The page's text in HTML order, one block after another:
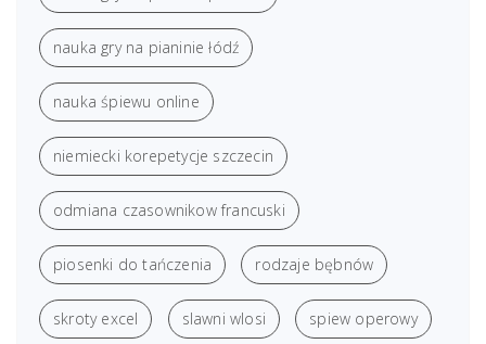
nauka gry na pianinie łódź
nauka śpiewu online
niemiecki korepetycje szczecin
odmiana czasownikow francuski
piosenki do tańczenia rodzaje bębnów
skroty excel slawni wlosi spiew operowy